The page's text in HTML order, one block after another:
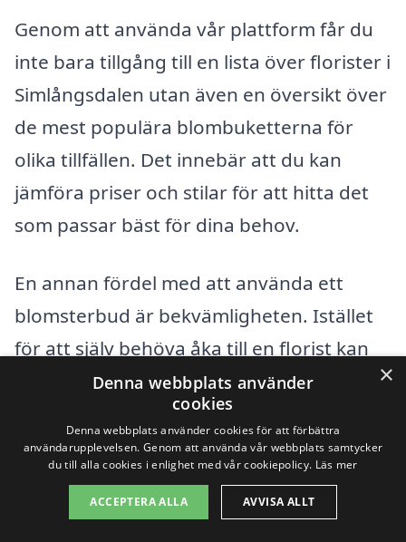
Genom att använda vår plattform får du
inte bara tillgång till en lista över florister i
Simlångsdalen utan även en översikt över
de mest populära blombuketterna för
olika tillfällen. Det innebär att du kan
jämföra priser och stilar för att hitta det
som passar bäst för dina behov.
En annan fördel med att använda ett
blomsterbud är bekvämligheten. Istället
för att själv behöva åka till en florist kan
du enkelt beställa blommorna online och
få dem levererade hem till mottagaren.
Många florister erbjuder även samma-
dag-leverans, vilket innebär att du kan
skicka blommor även om du glömde en
×
Denna webbplats använder
cookies
Denna webbplats använder cookies för att förbättra
användarupplevelsen. Genom att använda vår webbplats samtycker
du till alla cookies i enlighet med vår cookiepolicy. Läs mer
ACCEPTERA ALLA AVVISA ALLT